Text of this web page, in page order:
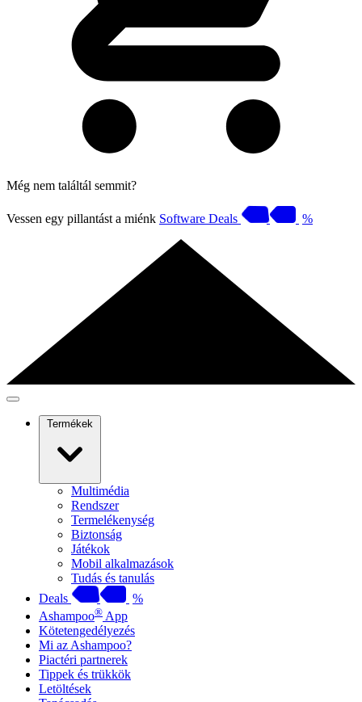
Még nem találtál semmit?
Vessen egy pillantást a miénk Software Deals %
Termékek
Multimédia
Rendszer
Termelékenység
Biztonság
Játékok
Mobil alkalmazások
Tudás és tanulás
Deals
%
Ashampoo® App
Kötetengedélyezés
Mi az Ashampoo?
Piactéri partnerek
Tippek és trükkök
Letöltések